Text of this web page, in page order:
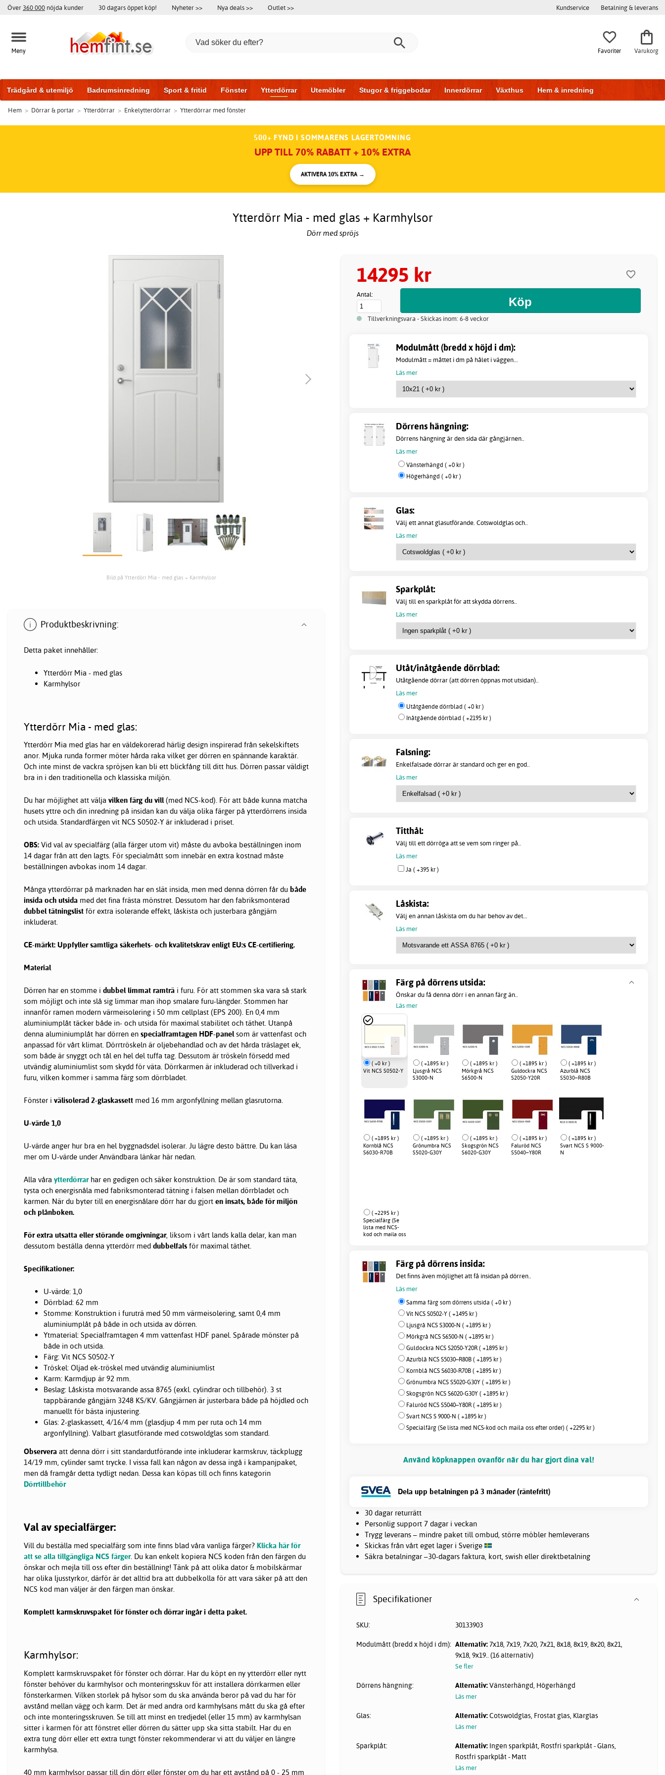
Över 360 000 nöjda kunder 30 dagars öppet köp! Nyheter >> Nya deals >> Outlet >> Kundservice Betalning & leverans
Meny Favoriter Varukorg
Trädgård & utemiljö Badrumsinredning Sport & fritid Fönster Ytterdörrar Utemöbler Stugor & friggebodar Innerdörrar Växthus Hem & inredning
Badrumsmöbler Träningsutrustning Garageportar Bil & garage
Hem > Dörrar & portar > Ytterdörrar > Enkelytterdörrar > Ytterdörrar med fönster
500+ FYND I SOMMARENS LAGERTÖMNING
UPP TILL 70% RABATT + 10% EXTRA
AKTIVERA 10% EXTRA →
Ytterdörr Mia - med glas + Karmhylsor
Dörr med spröjs
Bild på Ytterdörr Mia - med glas + Karmhylsor
14295 kr
Antal:
Tillverkningsvara - Skickas inom: 6-8 veckor
Modulmått (bredd x höjd i dm):
Modulmått = måttet i dm på hålet i väggen...
Läs mer
Dörrens hängning:
Dörrens hängning är den sida där gångjärnen..
Läs mer
Vänsterhängd ( +0 kr )
Högerhängd ( +0 kr )
Glas:
Välj ett annat glasutförande. Cotswoldglas och..
Läs mer
Sparkplåt:
Välj till en sparkplåt för att skydda dörrens..
Läs mer
Utåt/inåtgående dörrblad:
Utåtgående dörrar (att dörren öppnas mot utsidan)..
Läs mer
Utåtgående dörrblad ( +0 kr )
Inåtgående dörrblad ( +2195 kr )
Falsning:
Enkelfalsade dörrar är standard och ger en god..
Läs mer
Titthål:
Välj till ett dörröga att se vem som ringer på..
Läs mer
Ja ( +395 kr )
Låskista:
Välj en annan låskista om du har behov av det...
Läs mer
Färg på dörrens utsida:
Önskar du få denna dörr i en annan färg än..
Läs mer
( +0 kr )
Vit NCS S0502-Y
( +1895 kr )
Ljusgrå NCS
S3000-N
( +1895 kr )
Mörkgrå NCS
S6500-N
( +1895 kr )
Guldockra NCS
S2050-Y20R
( +1895 kr )
Azurblå NCS
S5030–R80B
( +1895 kr )
Kornblå NCS
S6030-R70B
( +1895 kr )
Grönumbra NCS
S5020-G30Y
( +1895 kr )
Skogsgrön NCS
S6020-G30Y
( +1895 kr )
Faluröd NCS
S5040–Y80R
( +1895 kr )
Svart NCS S 9000-
N
( +2295 kr )
Specialfärg (Se
lista med NCS-
kod och maila oss
Färg på dörrens insida:
Det finns även möjlighet att få insidan på dörren..
Läs mer
Samma färg som dörrens utsida ( +0 kr )
Vit NCS S0502-Y ( +1495 kr )
Ljusgrå NCS S3000-N ( +1895 kr )
Mörkgrå NCS S6500-N ( +1895 kr )
Guldockra NCS S2050-Y20R ( +1895 kr )
Azurblå NCS S5030–R80B ( +1895 kr )
Kornblå NCS S6030-R70B ( +1895 kr )
Grönumbra NCS S5020-G30Y ( +1895 kr )
Skogsgrön NCS S6020-G30Y ( +1895 kr )
Faluröd NCS S5040–Y80R ( +1895 kr )
Svart NCS S 9000-N ( +1895 kr )
Specialfärg (Se lista med NCS-kod och maila oss efter order) ( +2295 kr )
Använd köpknappen ovanför när du har gjort dina val!
Dela upp betalningen på 3 månader (räntefritt)
30 dagar returrätt
Personlig support 7 dagar i veckan
Trygg leverans – mindre paket till ombud, större möbler hemleverans
Skickas från vårt eget lager i Sverige
Säkra betalningar –30-dagars faktura, kort, swish eller direktbetalning
Produktbeskrivning:
Detta paket innehåller:
Ytterdörr Mia - med glas
Karmhylsor
Ytterdörr Mia - med glas:
Ytterdörr Mia med glas har en väldekorerad härlig design inspirerad från sekelskiftets
anor. Mjuka runda former möter hårda raka vilket ger dörren en spännande karaktär.
Och inte minst de vackra spröjsen kan bli ett blickfång till ditt hus. Dörren passar väldigt
bra in i den traditionella och klassiska miljön.
Du har möjlighet att välja vilken färg du vill(med NCS-kod). För att både kunna matcha
husets yttre och din inredning på insidan kan du välja olika färger på ytterdörrens insida
och utsida. Standardfärgen vit NCS S0502-Y är inkluderad i priset.
OBS: Vid val av specialfärg (alla färger utom vit) måste du avboka beställningen inom
14 dagar från att den lagts. För specialmått som innebär en extra kostnad måste
beställningen avbokas inom 14 dagar.
Många ytterdörrar på marknaden har en slät insida, men med denna dörren får du både
insida och utsida med det fina frästa mönstret. Dessutom har den fabriksmonterad
dubbel tätningslist för extra isolerande effekt, låskista och justerbara gångjärn
inkluderat.
CE-märkt: Uppfyller samtliga säkerhets- och kvalitetskrav enligt EU:s CE-certifiering.
Material
Dörren har en stomme i dubbel limmat ramträ i furu. För att stommen ska vara så stark
som möjligt och inte slå sig limmar man ihop smalare furu-längder. Stommen har
innanför ramen modern värmeisolering i 50 mm cellplast (EPS 200). En 0,4 mm
aluminiumplåt täcker både in- och utsida för maximal stabilitet och täthet. Utanpå
denna aluminiumplåt har dörren en specialframtagen HDF-panelsom är vattenfast och
anpassad för vårt klimat. Dörrtröskeln är oljebehandlad och av det hårda träslaget ek,
som både är snyggt och tål en hel del tuffa tag. Dessutom är tröskeln försedd med
utvändig aluminiumlist som skydd för väta. Dörrkarmen är inkluderad och tillverkad i
furu, vilken kommer i samma färg som dörrbladet.
Fönster i välisolerad 2-glaskassett med 16 mm argonfyllning mellan glasrutorna.
U-värde 1,0
U-värde anger hur bra en hel byggnadsdel isolerar. Ju lägre desto bättre. Du kan läsa
mer om U-värde under Användbara länkar här nedan.
Alla våra ytterdörrarhar en gedigen och säker konstruktion. De är som standard täta,
tysta och energisnåla med fabriksmonterad tätning i falsen mellan dörrbladet och
karmen. När du byter till en energisnålare dörr har du gjort en insats, både för miljön
och plånboken.
För extra utsatta eller störande omgivningar, liksom i vårt lands kalla delar, kan man
dessutom beställa denna ytterdörr med dubbelfals för maximal täthet.
Specifikationer:
U-värde: 1,0
Dörrblad: 62 mm
Stomme: Konstruktion i furuträ med 50 mm värmeisolering, samt 0,4 mm
aluminiumplåt på både in och utsida av dörren.
Ytmaterial: Specialframtagen 4 mm vattenfast HDF panel. Spårade mönster på
både in och utsida.
Färg: Vit NCS S0502-Y
Tröskel: Oljad ek-tröskel med utvändig aluminiumlist
Karm: Karmdjup är 92 mm.
Beslag: Låskista motsvarande assa 8765 (exkl. cylindrar och tillbehör). 3 st
tappbärande gångjärn 3248 KS/KV. Gångjärnen är justerbara både på höjdled och
manuellt för bästa injustering.
Glas: 2-glaskassett, 4/16/4 mm (glasdjup 4 mm per ruta och 14 mm
argonfyllning). Valbart glasutförande med cotswoldglas som standard.
Observera att denna dörr i sitt standardutförande inte inkluderar karmskruv, täckplugg
14/19 mm, cylinder samt trycke. I vissa fall kan någon av dessa ingå i kampanjpaket,
men då framgår detta tydligt nedan. Dessa kan köpas till och finns kategorin
Dörrtillbehör
Val av specialfärger:
Vill du beställa med specialfärg som inte finns blad våra vanliga färger? Klicka här för
att se alla tillgängliga NCS färger. Du kan enkelt kopiera NCS koden från den färgen du
önskar och mejla till oss efter din beställning! Tänk på att olika dator & mobilskärmar
har olika ljusstyrkor, därför är det alltid bra att dubbelkolla för att vara säker på att den
NCS kod man väljer är den färgen man önskar.
Komplett karmskruvspaket för fönster och dörrar ingår i detta paket.
Karmhylsor:
Komplett karmskruvspaket för fönster och dörrar. Har du köpt en ny ytterdörr eller nytt
fönster behöver du karmhylsor och monteringsskuv för att installera dörrkarmen eller
fönsterkarmen. Vilken storlek på hylsor som du ska använda beror på vad du har för
avstånd mellan vägg och karm. Det är med andra ord karmhylsans mått du ska gå efter
och inte monteringsskruven. Se till att minst en tredjedel (eller 15 mm) av karmhylsan
sitter i karmen för att fönstret eller dörren du sätter upp ska sitta stabilt. Har du en
extra tung dörr eller ett extra tungt fönster rekommenderar vi att du väljer en längre
karmhylsa.
40 mm karmhylsor passar till din dörr eller fönster om du har ett avstånd på 0 - 25 mm
Specifikationer
SKU: 30133903
Modulmått (bredd x höjd i dm): Alternativ:7x18, 7x19, 7x20, 7x21, 8x18, 8x19, 8x20, 8x21,
9x18, 9x19.. (16 alternativ)
Se fler
Dörrens hängning: Alternativ:Vänsterhängd, Högerhängd
Läs mer
Glas: Alternativ:Cotswoldglas, Frostat glas, Klarglas
Läs mer
Sparkplåt: Alternativ: Ingen sparkplåt, Rostfri sparkplåt - Glans,
Rostfri sparkplåt - Matt
Läs mer